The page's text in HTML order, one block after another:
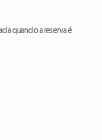
quando a reserva é